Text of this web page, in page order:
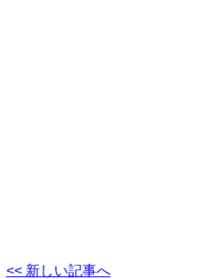
<< 新しい記事へ